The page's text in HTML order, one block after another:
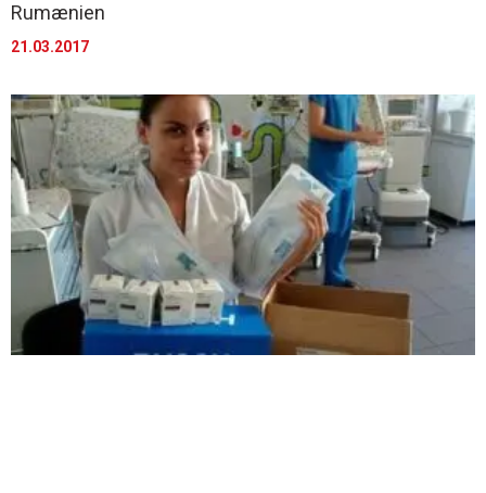
Rumænien
21.03.2017